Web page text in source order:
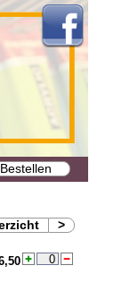
Bestellen
>